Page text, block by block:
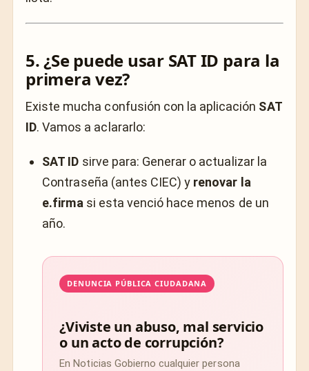
5. ¿Se puede usar SAT ID para la
primera vez?
Existe mucha confusión con la aplicación SAT
ID. Vamos a aclararlo:
SAT ID sirve para: Generar o actualizar la
Contraseña (antes CIEC) y renovar la
e.firmasi esta venció hace menos de un
año.
DENUNCIA PÚBLICA CIUDADANA
¿Viviste un abuso, mal servicio
o un acto de corrupción?
En Noticias Gobierno cualquier persona